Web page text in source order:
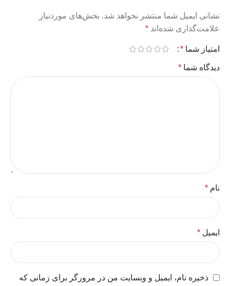
نشانی ایمیل شما منتشر نخواهد شد. بخش‌های موردنیاز
علامت‌گذاری شده‌اند *
امتیاز شما *
دیدگاه شما *
نام *
ایمیل *
ذخیره نام، ایمیل و وبسایت من در مرورگر برای زمانی که